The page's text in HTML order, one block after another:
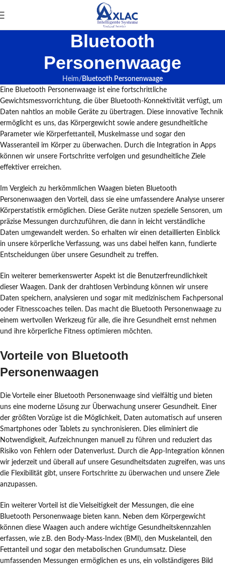
Bluetooth
Personenwaage
Heim
Bluetooth Personenwaage
Eine Bluetooth Personenwaage ist eine fortschrittliche
Gewichtsmessvorrichtung, die über Bluetooth-Konnektivität verfügt, um
Daten nahtlos an mobile Geräte zu übertragen. Diese innovative Technik
ermöglicht es uns, das Körpergewicht sowie andere gesundheitliche
Parameter wie Körperfettanteil, Muskelmasse und sogar den
Wasseranteil im Körper zu überwachen. Durch die Integration in Apps
können wir unsere Fortschritte verfolgen und gesundheitliche Ziele
effektiver erreichen.
Im Vergleich zu herkömmlichen Waagen bieten Bluetooth
Personenwaagen den Vorteil, dass sie eine umfassendere Analyse unserer
Körperstatistik ermöglichen. Diese Geräte nutzen spezielle Sensoren, um
präzise Messungen durchzuführen, die dann in leicht verständliche
Daten umgewandelt werden. So erhalten wir einen detaillierten Einblick
in unsere körperliche Verfassung, was uns dabei helfen kann, fundierte
Entscheidungen über unsere Gesundheit zu treffen.
Ein weiterer bemerkenswerter Aspekt ist die Benutzerfreundlichkeit
dieser Waagen. Dank der drahtlosen Verbindung können wir unsere
Daten speichern, analysieren und sogar mit medizinischem Fachpersonal
oder Fitnesscoaches teilen. Das macht die Bluetooth Personenwaage zu
einem wertvollen Werkzeug für alle, die ihre Gesundheit ernst nehmen
und ihre körperliche Fitness optimieren möchten.
Vorteile von Bluetooth
Personenwaagen
Die Vorteile einer Bluetooth Personenwaage sind vielfältig und bieten
uns eine moderne Lösung zur Überwachung unserer Gesundheit. Einer
der größten Vorzüge ist die Möglichkeit, Daten automatisch auf unseren
Smartphones oder Tablets zu synchronisieren. Dies eliminiert die
Notwendigkeit, Aufzeichnungen manuell zu führen und reduziert das
Risiko von Fehlern oder Datenverlust. Durch die App-Integration können
wir jederzeit und überall auf unsere Gesundheitsdaten zugreifen, was uns
die Flexibilität gibt, unsere Fortschritte zu überwachen und unsere Ziele
anzupassen.
Ein weiterer Vorteil ist die Vielseitigkeit der Messungen, die eine
Bluetooth Personenwaage bieten kann. Neben dem Körpergewicht
können diese Waagen auch andere wichtige Gesundheitskennzahlen
erfassen, wie z.B. den Body-Mass-Index (BMI), den Muskelanteil, den
Fettanteil und sogar den metabolischen Grundumsatz. Diese
umfassenden Messungen ermöglichen es uns, ein vollständigeres Bild